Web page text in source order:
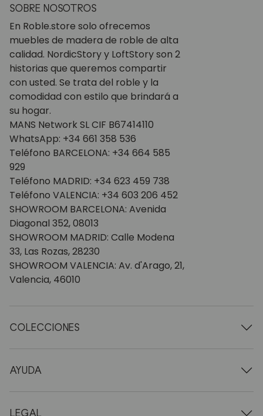
SOBRE NOSOTROS
En Roble.store solo ofrecemos
muebles de madera de roble de alta
calidad. NordicStory y LoftStory son 2
historias que queremos compartir
con usted. Se trata del roble y la
comodidad con estilo que brindará a
su hogar.
MANS Network SL CIF B67414110
WhatsApp: +34 661 358 536
Teléfono BARCELONA: +34 664 585
929
Teléfono MADRID: +34 623 459 738
Teléfono VALENCIA: +34 603 206 452
SHOWROOM BARCELONA: Avenida
Diagonal 352, 08013
SHOWROOM MADRID: Calle Modena
33, Las Rozas, 28230
SHOWROOM VALENCIA: Av. d'Arago, 21,
Valencia, 46010
COLECCIONES
Mesas de madera
Mesas extensibles
Sillas de madera
AYUDA
Quiénes somos
LEGAL